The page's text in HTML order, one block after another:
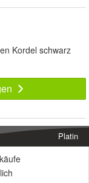
Kordel schwarz
Platin